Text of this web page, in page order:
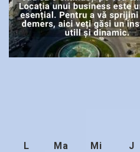
L Ma Mi J